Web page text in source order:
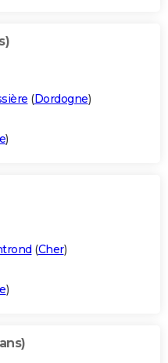
(Dordogne)
)
(Cher)
)